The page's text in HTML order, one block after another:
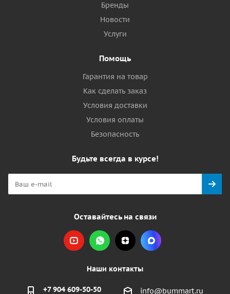
Бренды
Новости
Услуги
Помощь
Гарантия на товар
Как сделать заказ
Условия доставки
Условия оплаты
Безопасность
Будьте всегда в курсе!
Оставайтесь на связи
Наши контакты
+7 904 609-50-50 info@bummart.ru